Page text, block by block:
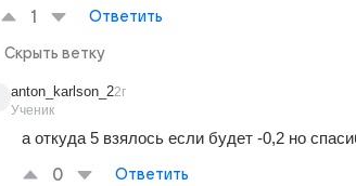
1 Ответить
Скрыть ветку
anton_karlson_2
Ученик
2г
а откуда 5 взялось если будет -0,2 но
0 Ответить